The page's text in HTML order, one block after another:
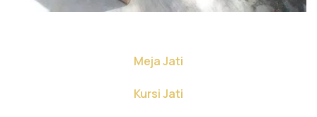
Meja Jati
Kursi Jati